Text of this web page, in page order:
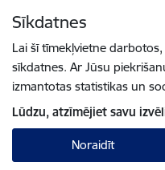
Sīkdatnes
Lai šī tīmekļvietne
sīkdatnes. Ar Jūsu
izmantotas statistikas un
Lūdzu, atzīmējiet savu
Noraidīt